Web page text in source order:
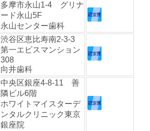
多摩市永山1-4 グリナ
ード永山5F
永山センター歯科
渋谷区恵比寿南2-3-3
第一エビスマンション
308
向井歯科
中央区銀座4-8-11 善
隣ビル6階
ホワイトマイスターデ
ンタルクリニック東京
銀座院